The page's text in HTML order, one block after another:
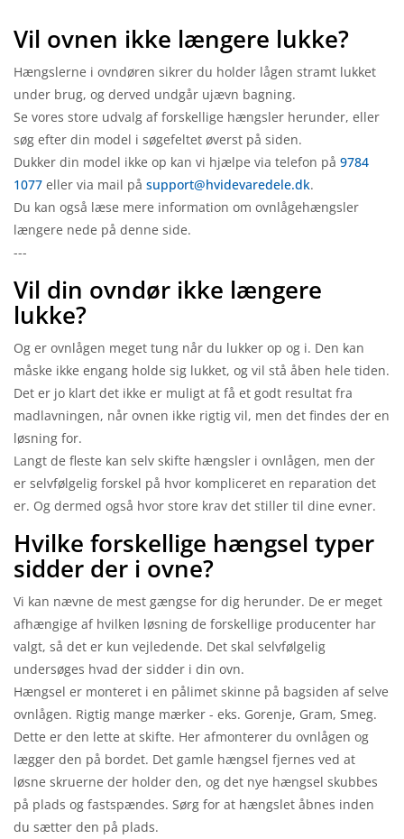
Vil ovnen ikke længere lukke?
Hængslerne i ovndøren sikrer du holder lågen stramt lukket
under brug, og derved undgår ujævn bagning.
Se vores store udvalg af forskellige hængsler herunder, eller
søg efter din model i søgefeltet øverst på siden.
Dukker din model ikke op kan vi hjælpe via telefon på 9784
1077 eller via mail på support@hvidevaredele.dk.
Du kan også læse mere information om ovnlågehængsler
længere nede på denne side.
---
Vil din ovndør ikke længere
lukke?
Og er ovnlågen meget tung når du lukker op og i. Den kan
måske ikke engang holde sig lukket, og vil stå åben hele tiden.
Det er jo klart det ikke er muligt at få et godt resultat fra
madlavningen, når ovnen ikke rigtig vil, men det findes der en
løsning for.
Langt de fleste kan selv skifte hængsler i ovnlågen, men der
er selvfølgelig forskel på hvor kompliceret en reparation det
er. Og dermed også hvor store krav det stiller til dine evner.
Hvilke forskellige hængsel typer
sidder der i ovne?
Vi kan nævne de mest gængse for dig herunder. De er meget
afhængige af hvilken løsning de forskellige producenter har
valgt, så det er kun vejledende. Det skal selvfølgelig
undersøges hvad der sidder i din ovn.
Hængsel er monteret i en pålimet skinne på bagsiden af selve
ovnlågen. Rigtig mange mærker - eks. Gorenje, Gram, Smeg.
Dette er den lette at skifte. Her afmonterer du ovnlågen og
lægger den på bordet. Det gamle hængsel fjernes ved at
løsne skruerne der holder den, og det nye hængsel skubbes
på plads og fastspændes. Sørg for at hængslet åbnes inden
du sætter den på plads.